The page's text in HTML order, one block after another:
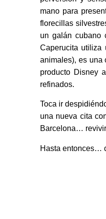
mano para
florecillas
un galán cubano
Caperucita utiliza
animales), es una
producto Disney
refinados.
Toca ir
una nueva cita
Barcelona…
Hasta entonces…